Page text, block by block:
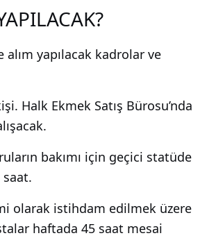
yapılacak kadrolar ve
Halk Ekmek Satış Bürosu’nda
bakımı için geçici statüde
saat.
olarak istihdam edilmek üzere
haftada 45 saat mesai